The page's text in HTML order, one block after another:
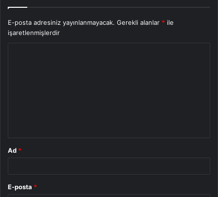
E-posta adresiniz yayınlanmayacak. Gerekli alanlar * ile
işaretlenmişlerdir
Ad *
E-posta *